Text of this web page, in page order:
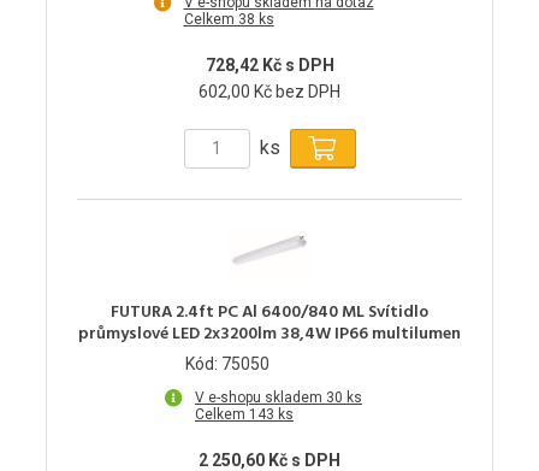
Celkem 38 ks
728,42 Kč s DPH
602,00 Kč bez DPH
ks
FUTURA 2.4ft PC Al 6400/840 ML Svítidlo
průmyslové LED 2x3200lm 38,4W IP66 multilumen
Kód: 75050
V e-shopu skladem 30 ks
Celkem 143 ks
2 250,60 Kč s DPH